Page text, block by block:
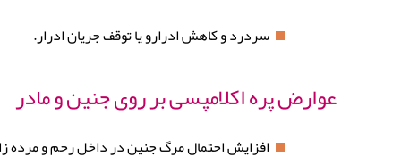
سردرد و کاهش ادرارو یا توقف جریان ادرار.
عوارض پره اکلامپسی بر روی جنین و مادر
افزایش احتمال مرگ جنین در داخل رحم و مرده